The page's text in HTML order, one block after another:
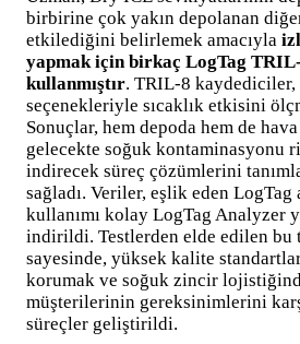
birbirine çok yakın depolanan
etkilediğini belirlemek amacıyla
yapmak için birkaç LogTag
kullanmıştır. TRIL-8 kaydediciler,
seçenekleriyle sıcaklık etkisini
Sonuçlar, hem depoda hem de hava
gelecekte soğuk kontaminasyonu
indirecek süreç çözümlerini
sağladı. Veriler, eşlik eden LogTag
kullanımı kolay LogTag Analyzer
indirildi. Testlerden elde edilen bu
sayesinde, yüksek kalite
korumak ve soğuk zincir
müşterilerinin gereksinimlerini
süreçler geliştirildi.